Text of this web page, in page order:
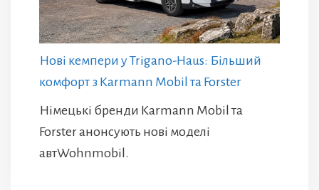
Нові кемпери у Trigano-Haus: Більший
комфорт з Karmann Mobil та Forster
Німецькі бренди Karmann Mobil та
Forster анонсують нові моделі
автWohnmobil.